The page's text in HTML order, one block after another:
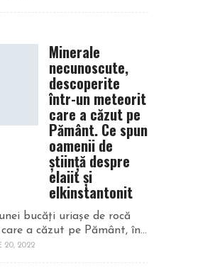
Minerale
necunoscute,
descoperite
într-un meteorit
care a căzut pe
Pământ. Ce spun
oamenii de
știință despre
elaiit și
elkinstantonit
bucăți uriașe de rocă
a căzut pe Pământ, în...
20, 2022